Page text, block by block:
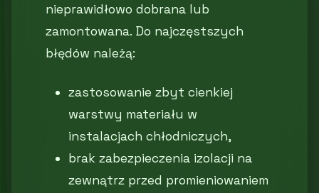
nieprawidłowo dobrana lub
zamontowana. Do najczęstszych
błędów należą:
zastosowanie zbyt cienkiej
warstwy materiału w
instalacjach chłodniczych,
brak zabezpieczenia izolacji na
zewnątrz przed promieniowaniem